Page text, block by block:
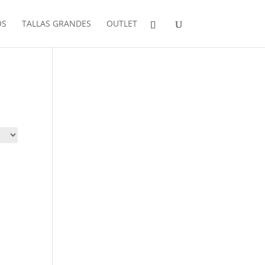
TALLAS GRANDES OUTLET